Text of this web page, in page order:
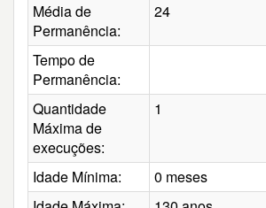
Média de
Permanência:
24
Tempo de
Permanência:
Quantidade
Máxima de
execuções:
1
Idade Mínima:
0 meses